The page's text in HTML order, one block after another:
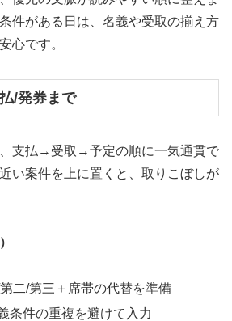
件がある日は、名義や受取の揃え方
心です。
/発券まで
支払→受取→予定の順に一気通貫で
い案件を上に置くと、取りこぼしが
二/第三＋席帯の代替を準備
条件の重複を避けて入力